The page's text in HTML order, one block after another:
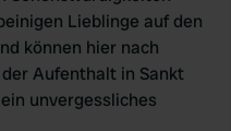
Lieblinge auf den
können hier nach
Aufenthalt in Sankt
unvergessliches